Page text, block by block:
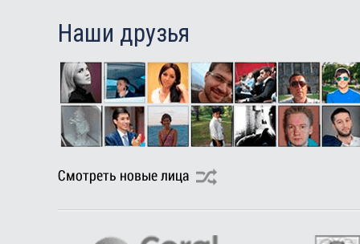
Наши друзья